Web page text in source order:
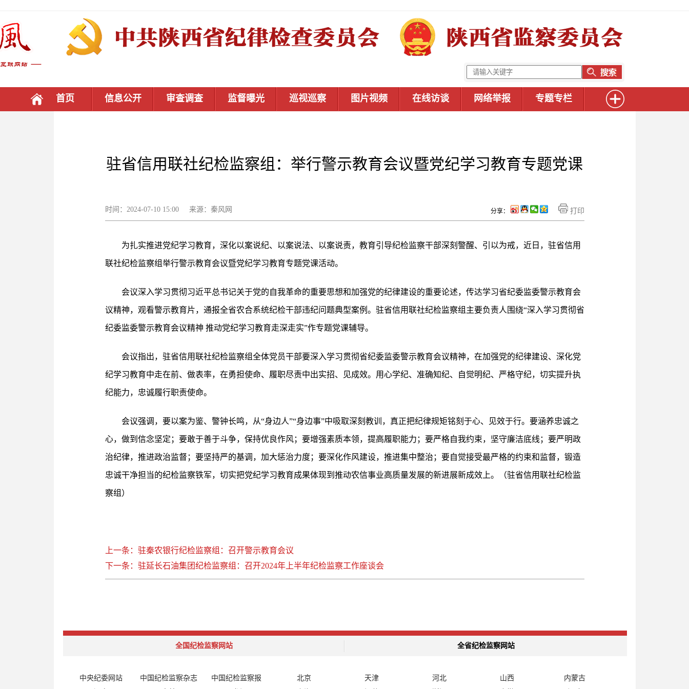
首页 信息公开 审查调查 监督曝光 巡视巡察 图片视频 在线访谈 网络举报 专题专栏
驻省信用联社纪检监察组：举行警示教育会议暨党纪学习教育专题党课
时间：2024-07-10 15:00 来源：秦风网 打印
分享：
为扎实推进党纪学习教育，深化以案说纪、以案说法、以案说责，教育引导纪检监察干部深刻警醒、引以为戒，近日，驻省信用
联社纪检监察组举行警示教育会议暨党纪学习教育专题党课活动。
会议深入学习贯彻习近平总书记关于党的自我革命的重要思想和加强党的纪律建设的重要论述，传达学习省纪委监委警示教育会
议精神，观看警示教育片，通报全省农合系统纪检干部违纪问题典型案例。驻省信用联社纪检监察组主要负责人围绕“深入学习贯彻省
纪委监委警示教育会议精神 推动党纪学习教育走深走实”作专题党课辅导。
会议指出，驻省信用联社纪检监察组全体党员干部要深入学习贯彻省纪委监委警示教育会议精神，在加强党的纪律建设、深化党
纪学习教育中走在前、做表率，在勇担使命、履职尽责中出实招、见成效。用心学纪、准确知纪、自觉明纪、严格守纪，切实提升执
纪能力，忠诚履行职责使命。
会议强调，要以案为鉴、警钟长鸣，从“身边人”“身边事”中吸取深刻教训，真正把纪律规矩铭刻于心、见效于行。要涵养忠诚之
心，做到信念坚定；要敢于善于斗争，保持优良作风；要增强素质本领，提高履职能力；要严格自我约束，坚守廉洁底线；要严明政
治纪律，推进政治监督；要坚持严的基调，加大惩治力度；要深化作风建设，推进集中整治；要自觉接受最严格的约束和监督，锻造
忠诚干净担当的纪检监察铁军，切实把党纪学习教育成果体现到推动农信事业高质量发展的新进展新成效上。（驻省信用联社纪检监
察组）
上一条：驻秦农银行纪检监察组：召开警示教育会议
下一条：驻延长石油集团纪检监察组：召开2024年上半年纪检监察工作座谈会
全国纪检监察网站 全省纪检监察网站
中央纪委网站 中国纪检监察杂志 中国纪检监察报 北京 天津 河北 山西
内蒙古